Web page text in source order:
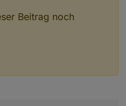
Beitrag noch